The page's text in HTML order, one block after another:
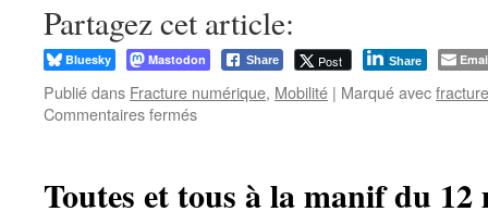
Partagez cet article:
Bluesky Mastodon Share Post Share
Publié dans Fracture numérique, Mobilité | Marqué avec
Commentaires ferméssur
de
Toutes et tous à la manif du 12